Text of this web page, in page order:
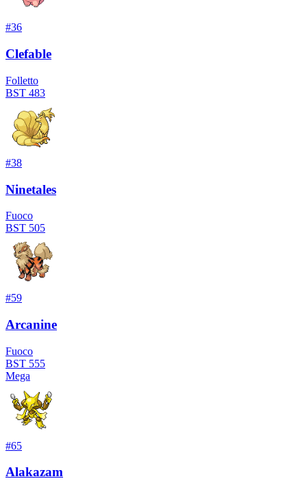
#36
Clefable
Folletto
BST 483
#38
Ninetales
Fuoco
BST 505
#59
Arcanine
Fuoco
BST 555
Mega
#65
Alakazam